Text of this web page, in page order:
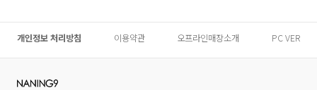
개인정보 처리방침 이용약관 오프라인매장소개 PC VER